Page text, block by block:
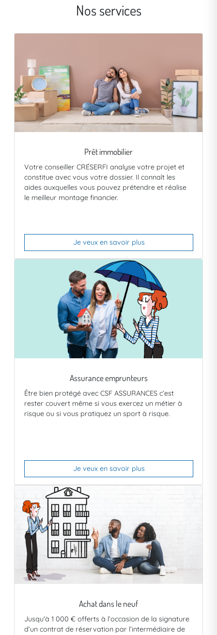
Nos services
Prêt immobilier
Votre conseiller CRÉSERFI analyse votre projet et
constitue avec vous votre dossier. Il connaît les
aides auxquelles vous pouvez prétendre et réalise
le meilleur montage financier.
Je veux en savoir plus
Assurance emprunteurs
Être bien protégé avec CSF ASSURANCES c’est
rester couvert même si vous exercez un métier à
risque ou si vous pratiquez un sport à risque.
Je veux en savoir plus
Achat dans le neuf
Jusqu'à 1 000 € offerts à l’occasion de la signature
d’un contrat de réservation par l’intermédiaire de